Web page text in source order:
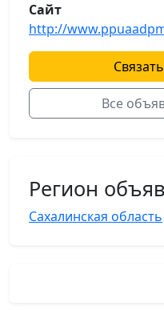
Сайт
http://
Все
Регион
Сахалинская область